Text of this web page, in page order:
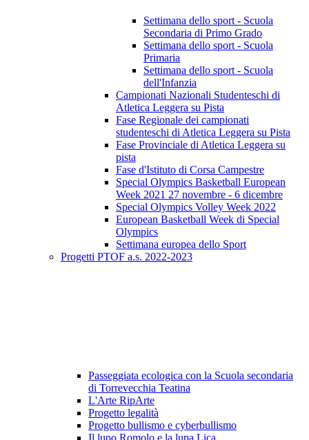
Settimana dello sport - Scuola
Secondaria di Primo Grado
Settimana dello sport - Scuola
Primaria
Settimana dello sport - Scuola
dell'Infanzia
Campionati Nazionali Studenteschi di
Atletica Leggera su Pista
Fase Regionale dei campionati
studenteschi di Atletica Leggera su Pista
Fase Provinciale di Atletica Leggera su
pista
Fase d'Istituto di Corsa Campestre
Special Olympics Basketball European
Week 2021 27 novembre - 6 dicembre
Special Olympics Volley Week 2022
European Basketball Week di Special
Olympics
Settimana europea dello Sport
Progetti PTOF a.s. 2022-2023
Passeggiata ecologica con la Scuola secondaria
di Torrevecchia Teatina
L'Arte RipArte
Progetto legalità
Progetto bullismo e cyberbullismo